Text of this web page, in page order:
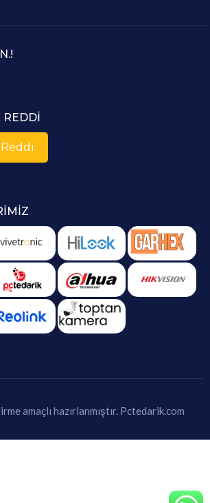
amaçlı hazırlanmıştır. Pctedarik.com